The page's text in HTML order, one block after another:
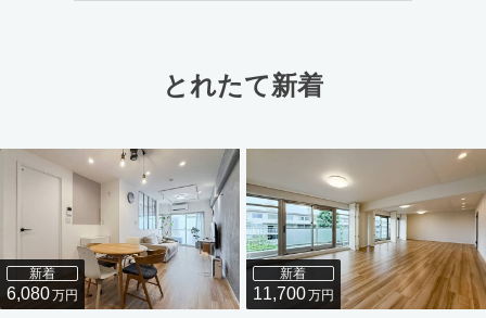
とれたて新着
新着
6,080万円
新着
11,700万円